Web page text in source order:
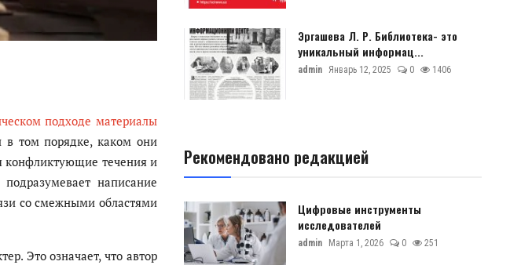
подходе материалы
том порядке, каком они
конфликтующие течения и
написание
со смежными областями
Это означает, что автор
Эргашева Л. Р. Библиотека- это
уникальный информац...
admin Январь 12, 2025 0 1406
Рекомендовано редакцией
Цифровые инструменты
исследователей
admin Марта 1, 2026 0 251